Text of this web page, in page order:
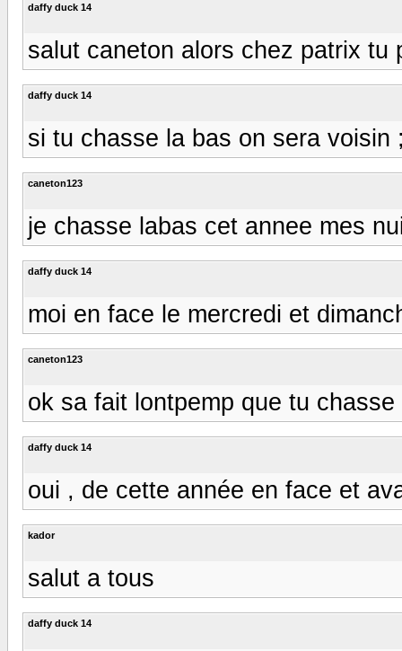
daffy duck 14
salut caneton alors chez patrix tu
daffy duck 14
si tu chasse la bas on sera voisin
caneton123
je chasse labas cet annee mes
daffy duck 14
moi en face le mercredi et
caneton123
ok sa fait lontpemp que tu chasse
daffy duck 14
oui , de cette année en face et
kador
salut a tous
daffy duck 14